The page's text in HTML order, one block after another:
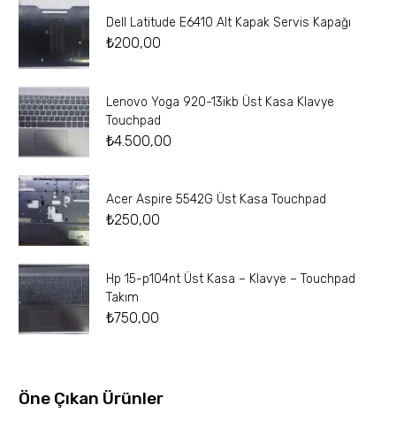
Dell Latitude E6410 Alt Kapak Servis Kapağı
₺200,00
Lenovo Yoga 920-13ikb Üst Kasa Klavye
Touchpad
₺4.500,00
Acer Aspire 5542G Üst Kasa Touchpad
₺250,00
Hp 15-p104nt Üst Kasa – Klavye – Touchpad
Takım
₺750,00
Öne Çıkan Ürünler